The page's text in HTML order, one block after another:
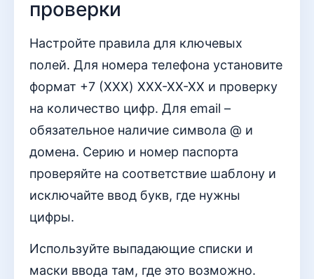
проверки
Настройте правила для ключевых
полей. Для номера телефона установите
формат +7 (XXX) XXX-XX-XX и проверку
на количество цифр. Для email –
обязательное наличие символа @ и
домена. Серию и номер паспорта
проверяйте на соответствие шаблону и
исключайте ввод букв, где нужны
цифры.
Используйте выпадающие списки и
маски ввода там, где это возможно.